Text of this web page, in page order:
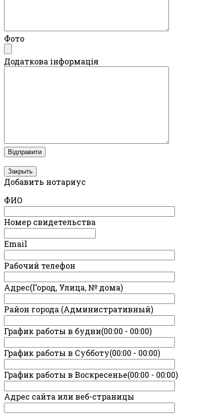
Фото
Додаткова інформація
Закрыть
Добавить нотариус
ФИО
Номер свидетельства
Email
Рабочий телефон
Адрес(Город, Улица, № дома)
Район города (Административный)
График работы в будни(00:00 - 00:00)
График работы в Субботу(00:00 - 00:00)
График работы в Воскресенье(00:00 - 00:00)
Адрес сайта или веб-страницы